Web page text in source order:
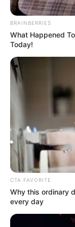
Posted
in
Friss hírek
ütközött
magyar
részletek
bySzerző •
BRAINBERRIES
What Happened
Today!
CTA FAVORITE
Why this ordinary
every day